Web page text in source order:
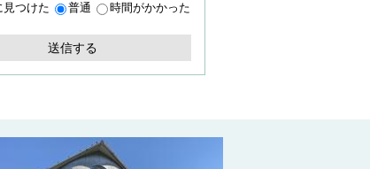
見つけた 普通 時間がかかった